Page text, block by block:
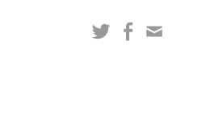
TwitterFacebook